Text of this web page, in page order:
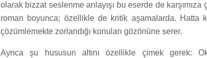
olarak bizzat seslenme anlayışı bu eserde de
roman boyunca; özellikle de kritik aşamalarda. Hatta
çözümlemekte zorlandığı konuları gözönüne serer.
Ayrıca şu hususun altını özellikle çimek gerek: